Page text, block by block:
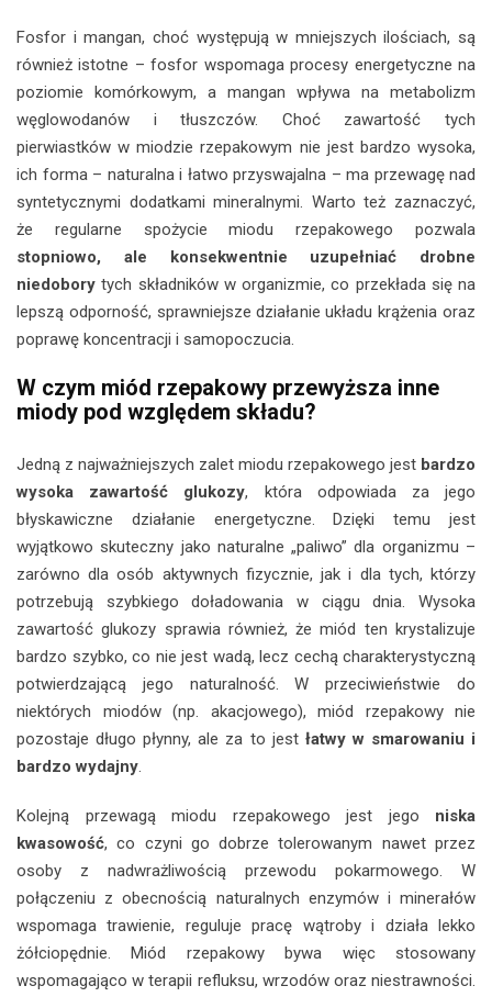
Fosfor i mangan, choć występują w mniejszych ilościach, są
również istotne – fosfor wspomaga procesy energetyczne na
poziomie komórkowym, a mangan wpływa na metabolizm
węglowodanów i tłuszczów. Choć zawartość tych
pierwiastków w miodzie rzepakowym nie jest bardzo wysoka,
ich forma – naturalna i łatwo przyswajalna – ma przewagę nad
syntetycznymi dodatkami mineralnymi. Warto też zaznaczyć,
że regularne spożycie miodu rzepakowego pozwala
stopniowo, ale konsekwentnie uzupełniać drobne
niedobory tych składników w organizmie, co przekłada się na
lepszą odporność, sprawniejsze działanie układu krążenia oraz
poprawę koncentracji i samopoczucia.
W czym miód rzepakowy przewyższa inne
miody pod względem składu?
Jedną z najważniejszych zalet miodu rzepakowego jest bardzo
wysoka zawartość glukozy, która odpowiada za jego
błyskawiczne działanie energetyczne. Dzięki temu jest
wyjątkowo skuteczny jako naturalne „paliwo” dla organizmu –
zarówno dla osób aktywnych fizycznie, jak i dla tych, którzy
potrzebują szybkiego doładowania w ciągu dnia. Wysoka
zawartość glukozy sprawia również, że miód ten krystalizuje
bardzo szybko, co nie jest wadą, lecz cechą charakterystyczną
potwierdzającą jego naturalność. W przeciwieństwie do
niektórych miodów (np. akacjowego), miód rzepakowy nie
pozostaje długo płynny, ale za to jest łatwy w smarowaniu i
bardzo wydajny.
Kolejną przewagą miodu rzepakowego jest jego niska
kwasowość, co czyni go dobrze tolerowanym nawet przez
osoby z nadwrażliwością przewodu pokarmowego. W
połączeniu z obecnością naturalnych enzymów i minerałów
wspomaga trawienie, reguluje pracę wątroby i działa lekko
żółciopędnie. Miód rzepakowy bywa więc stosowany
wspomagająco w terapii refluksu, wrzodów oraz niestrawności.